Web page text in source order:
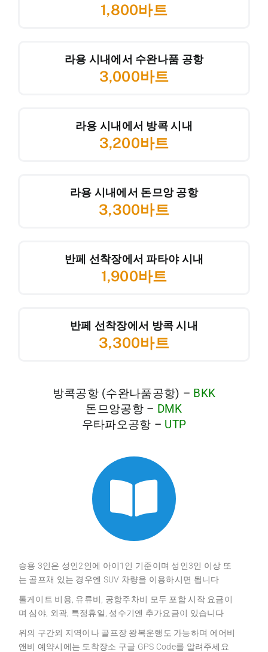
1,800바트
라용 시내에서 수완나품 공항
3,000바트
라용 시내에서 방콕 시내
3,200바트
라용 시내에서 돈므앙 공항
3,300바트
반페 선착장에서 파타야 시내
1,900바트
반페 선착장에서 방콕 시내
3,300바트
방콕공항 (수완나품공항) – BKK
돈므앙공항 – DMK
우타파오공항 – UTP
승용 3인은 성인2인에 아이1인 기준이며 성인3인 이상 또
는 골프채 있는 경우엔 SUV 차량을 이용하시면 됩니다
톨게이트 비용, 유류비, 공항주차비 모두 포함 시작 요금이
며 심야, 외곽, 특정휴일, 성수기엔 추가요금이 있습니다
위의 구간외 지역이나 골프장 왕복운행도 가능하며 에어비
앤비 예약시에는 도착장소 구글 GPS Code를 알려주세요